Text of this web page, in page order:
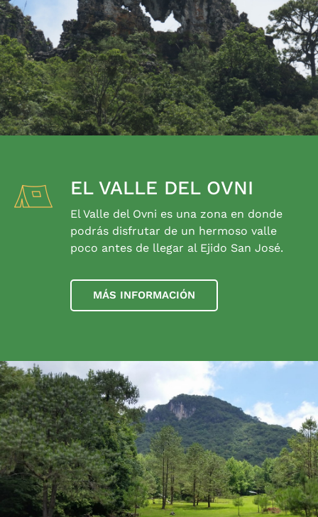
EL VALLE DEL OVNI
El Valle del Ovni es una zona en donde
podrás disfrutar de un hermoso valle
poco antes de llegar al Ejido San José.
MÁS INFORMACIÓN